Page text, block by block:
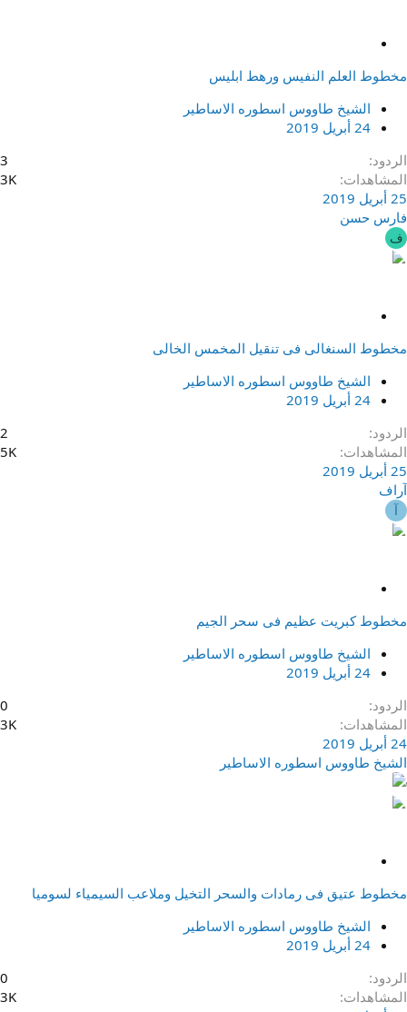
ب
ت
مخطوط العلم النفيس ورهط ابليس
الشيخ طاووس اسطوره الاساطير
24 أبريل 2019
الردود
3
المشاهدات
3K
25 أبريل 2019
فارس حسن
ف
ب
ت
مخطوط السنغالى فى تنقيل المخمس الخالى
الشيخ طاووس اسطوره الاساطير
24 أبريل 2019
الردود
2
المشاهدات
5K
25 أبريل 2019
آراف
آ
ب
ت
مخطوط كبريت عظيم فى سحر الجيم
الشيخ طاووس اسطوره الاساطير
24 أبريل 2019
الردود
0
المشاهدات
3K
24 أبريل 2019
الشيخ طاووس اسطوره الاساطير
ب
ت
مخطوط عتيق فى رمادات والسحر التخيل وملاعب السيمياء لسوميا
الشيخ طاووس اسطوره الاساطير
24 أبريل 2019
الردود
0
المشاهدات
3K